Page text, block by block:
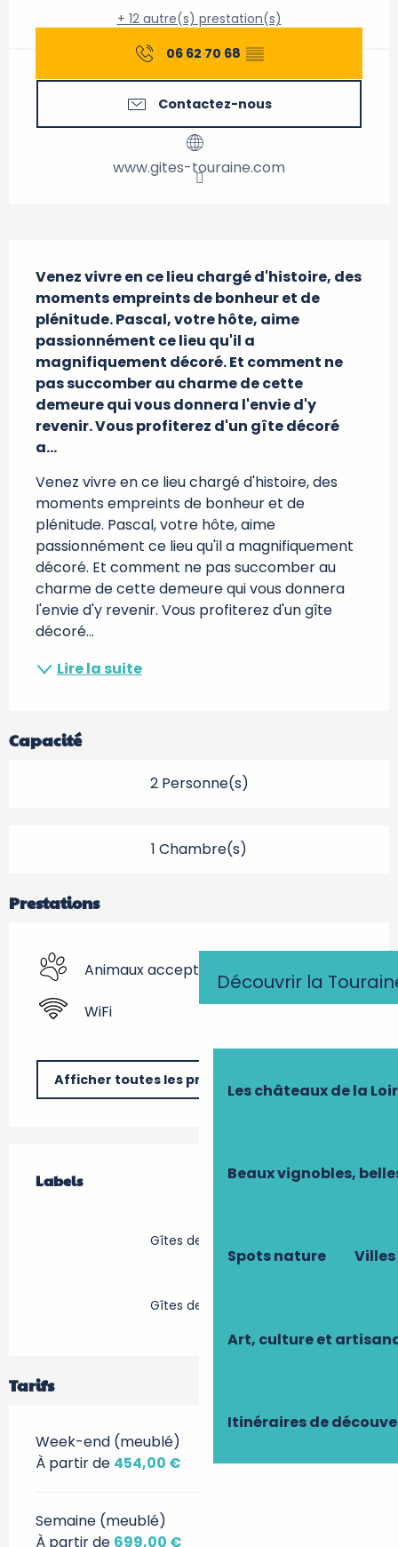
Découvrir la
Les châteaux de la
Beaux vignobles,
Spots nature
Art, culture et
Itinéraires de
+ 12 autre(s) prestation(s)
06 62 70 68 ▒▒
Contactez-nous
www.gites-touraine.com
Venez vivre en ce lieu chargé d'histoire, des
moments empreints de bonheur et de
plénitude. Pascal, votre hôte, aime
passionnément ce lieu qu'il a
magnifiquement décoré. Et comment ne
pas succomber au charme de cette
demeure qui vous donnera l'envie d'y
revenir. Vous profiterez d'un gîte décoré
a...
Venez vivre en ce lieu chargé d'histoire, des
moments empreints de bonheur et de
plénitude. Pascal, votre hôte, aime
passionnément ce lieu qu'il a magnifiquement
décoré. Et comment ne pas succomber au
charme de cette demeure qui vous donnera
l'envie d'y revenir. Vous profiterez d'un gîte
décoré...
Lire la suite
Capacité
2 Personne(s)
1 Chambre(s)
Prestations
Animaux acceptés
WiFi
Afficher toutes les prestations
Labels
Labels
Gîtes de France
Gîtes de France
Tarifs
Week-end (meublé)
À partir de 454,00 €
Semaine (meublé)
À partir de 699,00 €